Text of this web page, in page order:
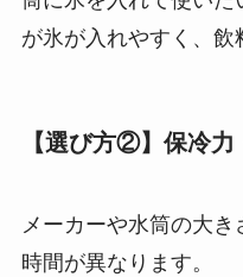
が氷が入れやすく、飲
【選び方②】保冷
メーカーや水筒の大
時間が異なります。